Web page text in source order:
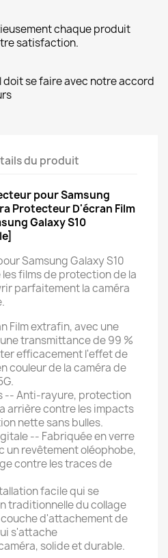
chaque produit
satisfaction.
doit se faire avec notre accord
du produit
pour Samsung
Protecteur D'écran Film
Galaxy S10
Samsung Galaxy S10
films de protection de la
parfaitement la caméra
Film extrafin, avec une
transmittance de 99 %
efficacement l'effet de
couleur de la caméra de
-- Anti-rayure, protection
arrière contre les impacts
nette sans bulles.
-- Fabriquée en verre
un revêtement oléophobe,
contre les traces de
facile qui se
traditionnelle du collage
d'attachement de
s'attache
solide et durable.